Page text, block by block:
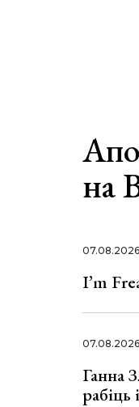
на
07.08.2026
I’m
07.08.2026
Ганна
рабіць